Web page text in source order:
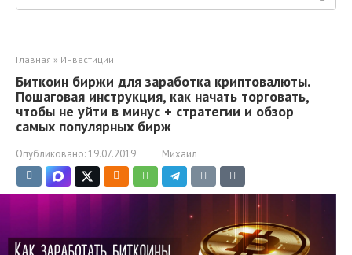
Главная » Инвестиции
Биткоин биржи для заработка криптовалюты.
Пошаговая инструкция, как начать торговать,
чтобы не уйти в минус + стратегии и обзор
самых популярных бирж
Опубликовано:19.07.2019 Михаил